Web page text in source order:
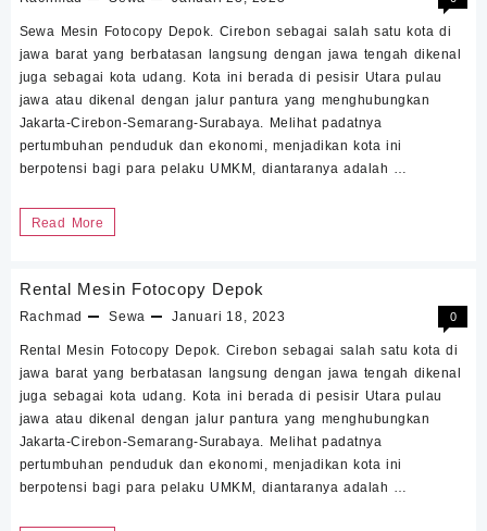
Sewa Mesin Fotocopy Depok. Cirebon sebagai salah satu kota di
jawa barat yang berbatasan langsung dengan jawa tengah dikenal
juga sebagai kota udang. Kota ini berada di pesisir Utara pulau
jawa atau dikenal dengan jalur pantura yang menghubungkan
Jakarta-Cirebon-Semarang-Surabaya. Melihat padatnya
pertumbuhan penduduk dan ekonomi, menjadikan kota ini
berpotensi bagi para pelaku UMKM, diantaranya adalah …
Sewa
Read More
Rental Mesin Fotocopy Depok
Rachmad Sewa Januari 18, 2023 0
Rental Mesin Fotocopy Depok. Cirebon sebagai salah satu kota di
jawa barat yang berbatasan langsung dengan jawa tengah dikenal
juga sebagai kota udang. Kota ini berada di pesisir Utara pulau
jawa atau dikenal dengan jalur pantura yang menghubungkan
Jakarta-Cirebon-Semarang-Surabaya. Melihat padatnya
pertumbuhan penduduk dan ekonomi, menjadikan kota ini
berpotensi bagi para pelaku UMKM, diantaranya adalah …